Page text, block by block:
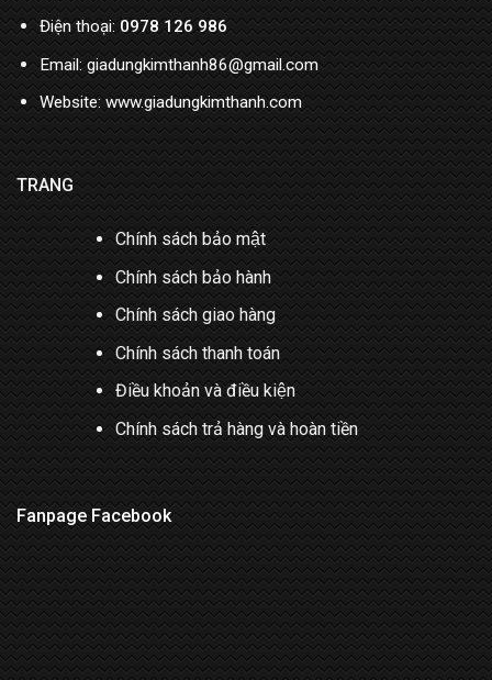
Điện thoại:0978 126 986
Email: giadungkimthanh86@gmail.com
Website: www.giadungkimthanh.com
TRANG
Chính sách bảo mật
Chính sách bảo hành
Chính sách giao hàng
Chính sách thanh toán
Điều khoản và điều kiện
Chính sách trả hàng và hoàn tiền
Fanpage Facebook